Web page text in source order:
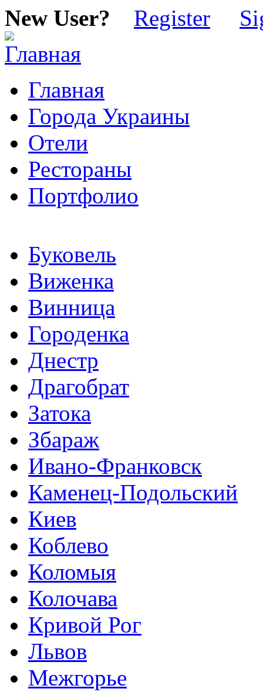
New User? Register
Главная
Города Украины
Отели
Рестораны
Портфолио
Буковель
Виженка
Винница
Городенка
Днестр
Драгобрат
Затока
Збараж
Ивано-Франковск
Каменец-Подольский
Киев
Коблево
Коломыя
Колочава
Кривой Рог
Львов
Межгорье